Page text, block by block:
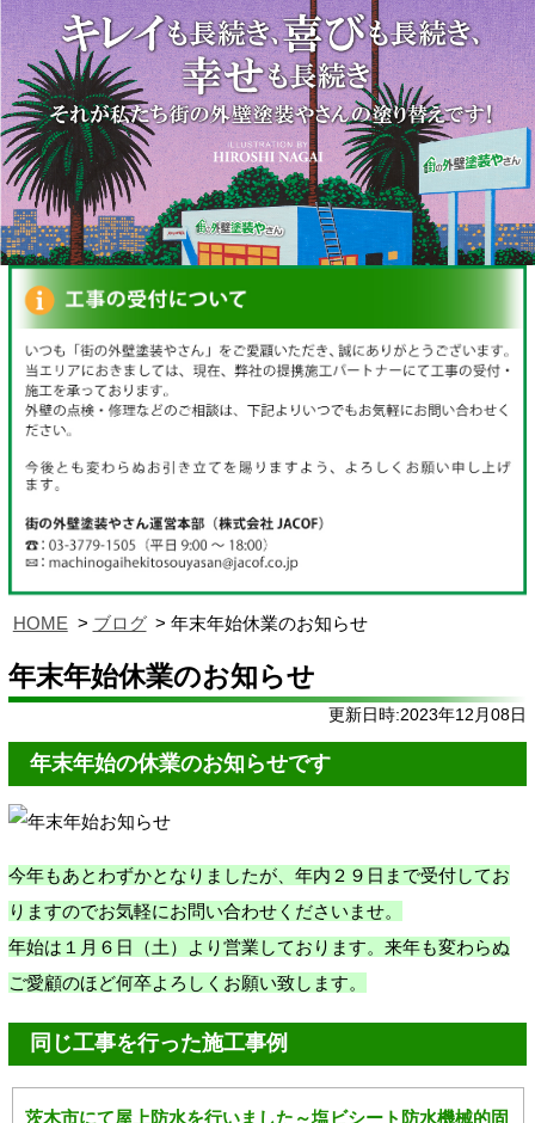
HOME ブログ 年末年始休業のお知らせ
年末年始休業のお知らせ
更新日時:2023年12月08日
年末年始の休業のお知らせです
今年もあとわずかとなりましたが、年内２９日まで受付してお
りますのでお気軽にお問い合わせくださいませ。
年始は１月６日（土）より営業しております。来年も変わらぬ
ご愛顧のほど何卒よろしくお願い致します。
同じ工事を行った施工事例
茨木市にて屋上防水を行いました～塩ビシート防水機械的固